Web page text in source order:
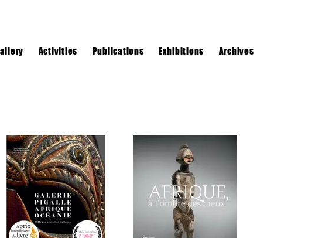
Activities Publications Exhibitions Archives